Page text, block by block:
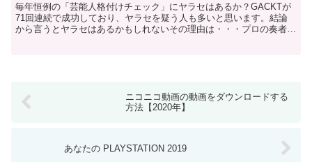
毎年恒例の「芸能人格付けチェック」にヤラセはあるか？GACKTが
71回連続で成功しており、ヤラセを疑う人も多いと思います。結論
から言うとヤラセはあるかもしれないその理由は・・・プロの奏者で
ニコニコ動画の動画をダウンロードする
方法【2020年】
あなたの PLAYSTATION 2019